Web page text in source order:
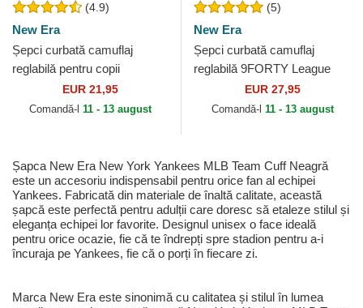
(4.9)
New Era
Șepci curbată camuflaj
reglabilă pentru copii
9FORTY League Essential
de New York Yankees MLB
EUR 21,95
Comandă-l 11 - 13 august
(5)
New Era
Șepci curbată camuflaj
reglabilă 9FORTY League
Essential de New York
Yankees MLB de New Era
EUR 27,95
Comandă-l 11 - 13 august
Șapca New Era New York Yankees MLB Team Cuff Neagră
este un accesoriu indispensabil pentru orice fan al echipei
Yankees. Fabricată din materiale de înaltă calitate, această
șapcă este perfectă pentru adulții care doresc să etaleze stilul și
eleganța echipei lor favorite. Designul unisex o face ideală
pentru orice ocazie, fie că te îndrepți spre stadion pentru a-i
încuraja pe Yankees, fie că o porți în fiecare zi.
Marca New Era este sinonimă cu calitatea și stilul în lumea